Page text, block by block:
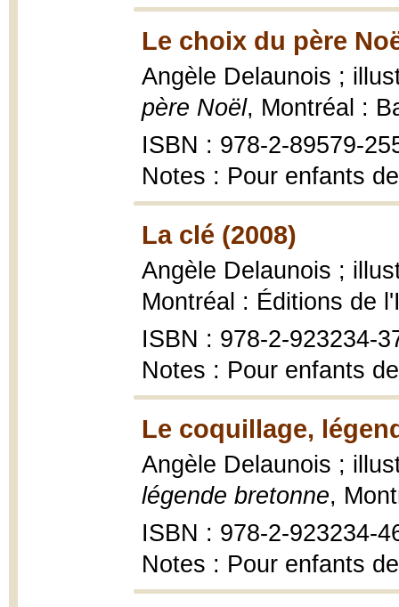
Le choix du père
Angèle Delaunois ;
père Noël, Montréal :
ISBN : 978-2-89579-
Notes : Pour enfants
La clé (2008)
Angèle Delaunois ;
Montréal : Éditions de
ISBN : 978-2-923234-
Notes : Pour enfants
Le coquillage,
Angèle Delaunois ;
légende bretonne,
ISBN : 978-2-923234-
Notes : Pour enfants